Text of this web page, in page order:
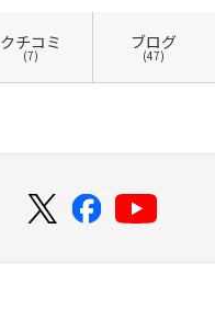
クチコミ
(7)
ブログ
(47)